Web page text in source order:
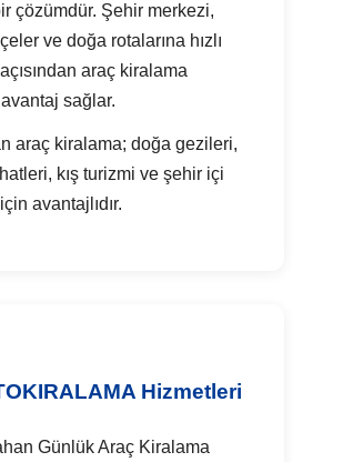
çözümdür. Şehir merkezi,
ve doğa rotalarına hızlı
araç kiralama
sağlar.
araç kiralama; doğa gezileri,
kış turizmi ve şehir içi
avantajlıdır.
Hizmetleri
Günlük Araç Kiralama